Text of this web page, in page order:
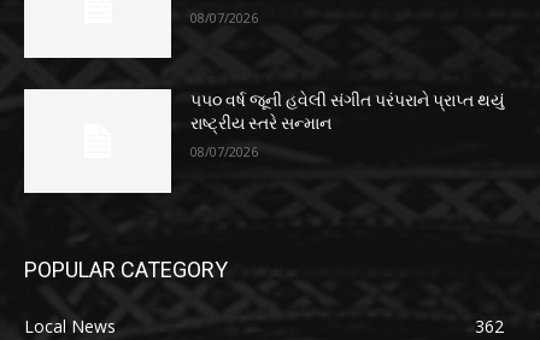
08/07/2026
૫૫૦ વર્ષ જૂની હવેલી સંગીત પરંપરાને પ્રાપ્ત થયું
રાષ્ટ્રીય સ્તરે સન્માન
08/07/2026
POPULAR CATEGORY
Local News
362